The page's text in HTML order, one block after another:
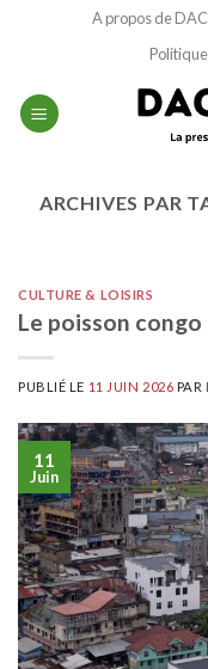
A propos de
ARCHIVES PAR
CULTURE & LOISIRS
Le poisson
PUBLIÉ LE 11 JUIN 2026 PAR
11
Juin